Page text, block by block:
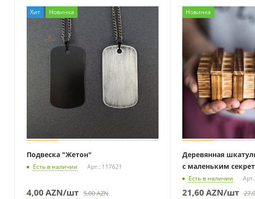
Хит Новинка
Подвеска "Жетон"
Есть в наличии Арт.: 117621
4,00 AZN/шт 5,00AZN
Новинка
Деревянная
с маленьким
Есть в наличии
21,60 AZN/шт